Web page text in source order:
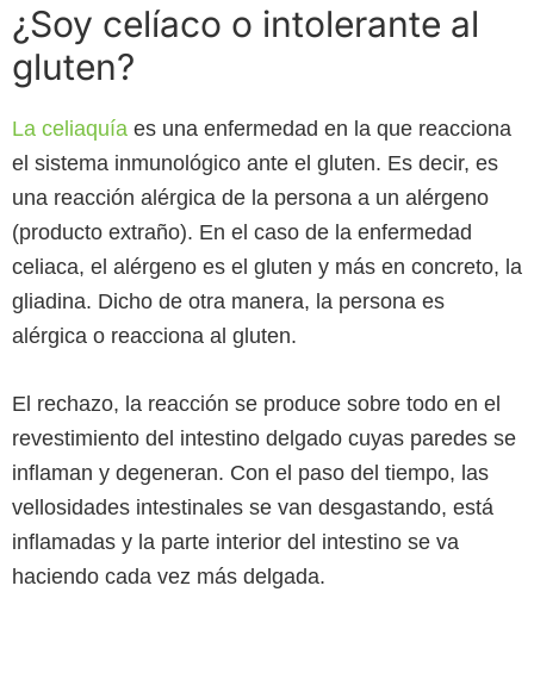
¿Soy celíaco o intolerante al
gluten?
La celiaquía es una enfermedad en la que reacciona
el sistema inmunológico ante el gluten. Es decir, es
una reacción alérgica de la persona a un alérgeno
(producto extraño). En el caso de la enfermedad
celiaca, el alérgeno es el gluten y más en concreto, la
gliadina. Dicho de otra manera, la persona es
alérgica o reacciona al gluten.
El rechazo, la reacción se produce sobre todo en el
revestimiento del intestino delgado cuyas paredes se
inflaman y degeneran. Con el paso del tiempo, las
vellosidades intestinales se van desgastando, está
inflamadas y la parte interior del intestino se va
haciendo cada vez más delgada.